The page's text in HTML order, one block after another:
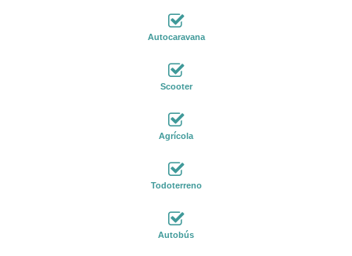
Autocaravana
Scooter
Agrícola
Todoterreno
Autobús